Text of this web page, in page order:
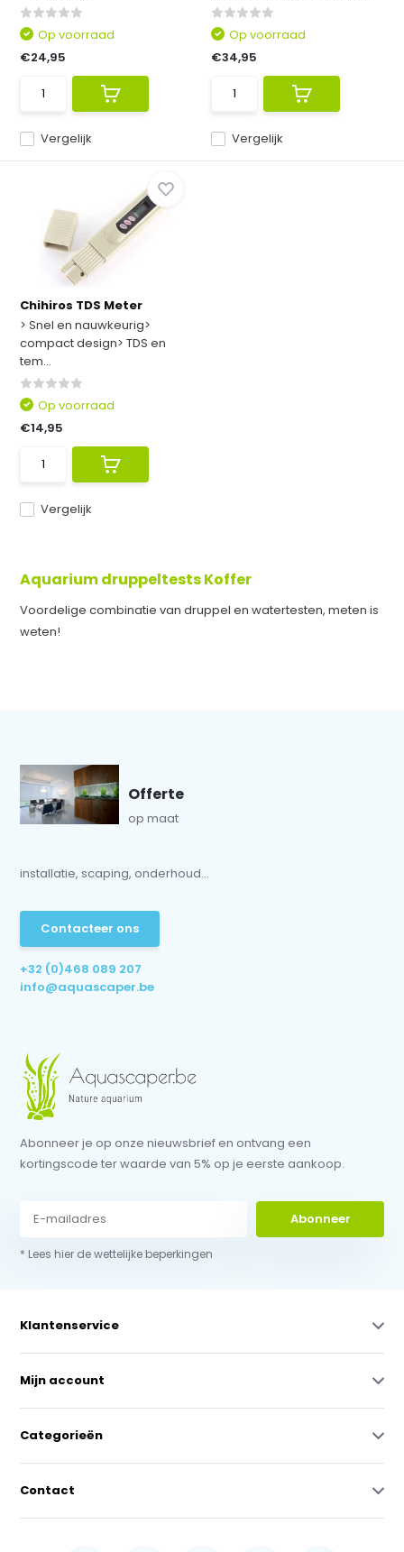
Vergelijk
Op voorraad
€24,95
Vergelijk
Op voorraad
€34,95
Chihiros TDS Meter
> Snel en nauwkeurig>
compact design> TDS en
tem...
Vergelijk
Op voorraad
€14,95
Aquarium druppeltests Koffer
Voordelige combinatie van druppel en watertesten, meten is
weten!
Offerte
op maat
installatie, scaping, onderhoud...
Contacteer ons
+32 (0)468 089 207
info@aquascaper.be
Abonneer je op onze nieuwsbrief en ontvang een
kortingscode ter waarde van 5% op je eerste aankoop.
Abonneer
* Lees hier de wettelijke beperkingen
Klantenservice
Mijn account
Categorieën
Contact